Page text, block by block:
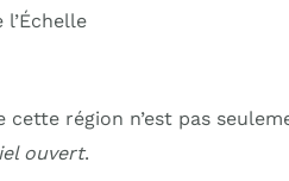
région n’est pas
ouvert.